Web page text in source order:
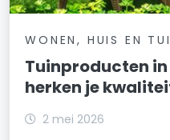
WONEN, HUIS EN
Tuinproducten in
herken je
2 mei 2026